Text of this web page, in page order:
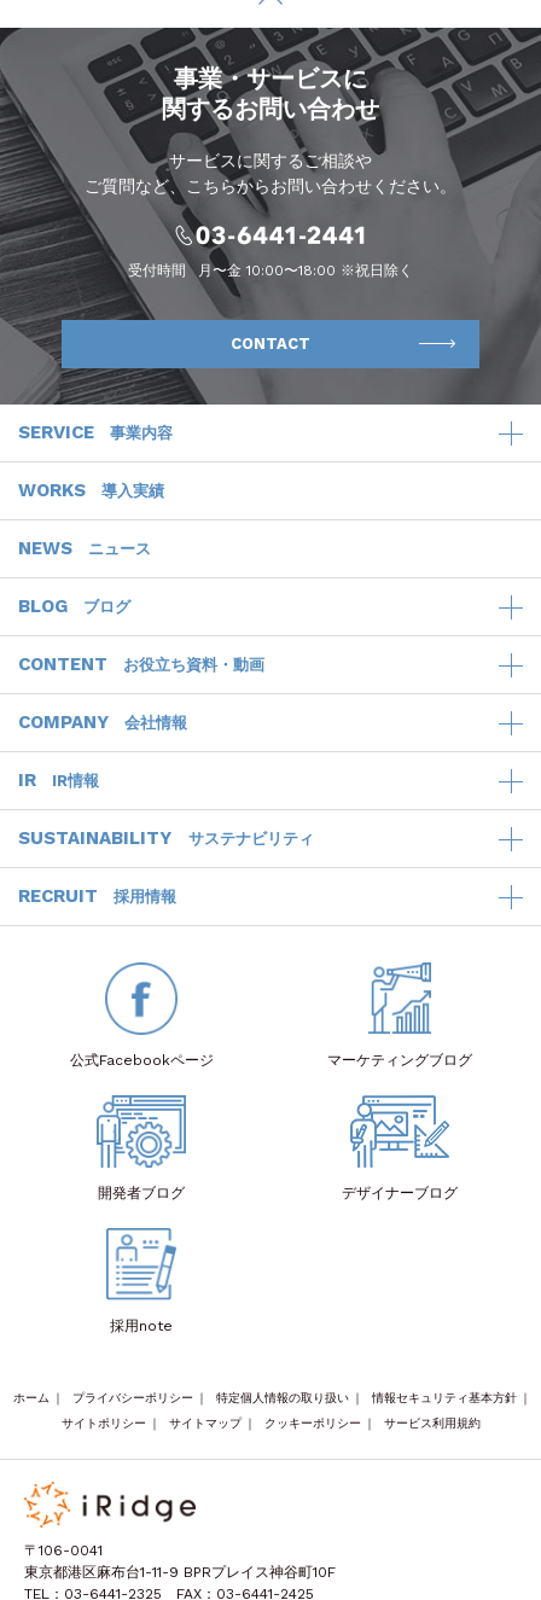
事業・サービスに
関するお問い合わせ
サービスに関するご相談や
ご質問など、こちらからお問い合わせください。
受付時間 月〜金 10:00〜18:00 ※祝日除く
CONTACT
SERVICE 事業内容
WORKS 導入実績
NEWS ニュース
BLOG ブログ
CONTENT お役立ち資料・動画
COMPANY 会社情報
IR IR情報
SUSTAINABILITY サステナビリティ
RECRUIT 採用情報
公式Facebookページ マーケティングブログ
開発者ブログ デザイナーブログ
採用note
ホーム ｜ プライバシーポリシー ｜ 特定個人情報の取り扱い ｜ 情報セキュリティ基本方針 ｜
サイトポリシー
｜ サイトマップ ｜ クッキーポリシー ｜ サービス利用規約
〒106-0041
東京都港区麻布台1-11-9 BPRプレイス神谷町10F
TEL：03-6441-2325 FAX：03-6441-2425